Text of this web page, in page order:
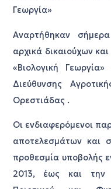
Γεωργία»
Αναρτήθηκαν
αρχικά δικαιούχων
«Βιολογική
Διεύθυνσης
Ορεστιάδας .
Οι ενδιαφερόμενοι
αποτελεσμάτων και
προθεσμία υποβολής
2013, έως και την